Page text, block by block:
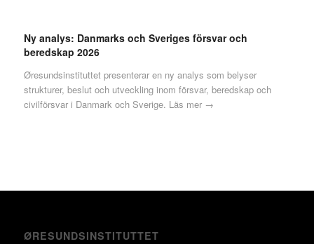
Ny analys: Danmarks och Sveriges försvar och
beredskap 2026
Øresundsinstituttet presenterar en ny analys som belyser
strukturer, beslut och utveckling inom försvar, beredskap och
civilförsvar i Danmark och Sverige. Läs mer →
ØRESUNDSINSTITUTTET